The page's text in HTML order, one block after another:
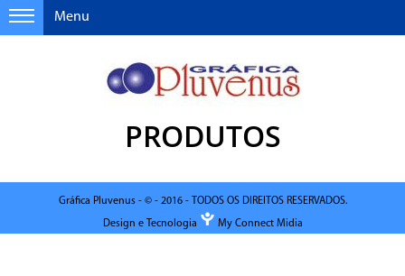
Menu
PRODUTOS
Gráfica Pluvenus - © - 2016 - TODOS OS DIREITOS RESERVADOS.
Design e Tecnologia My Connect Midia